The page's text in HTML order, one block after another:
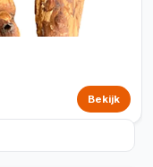
Bekijk